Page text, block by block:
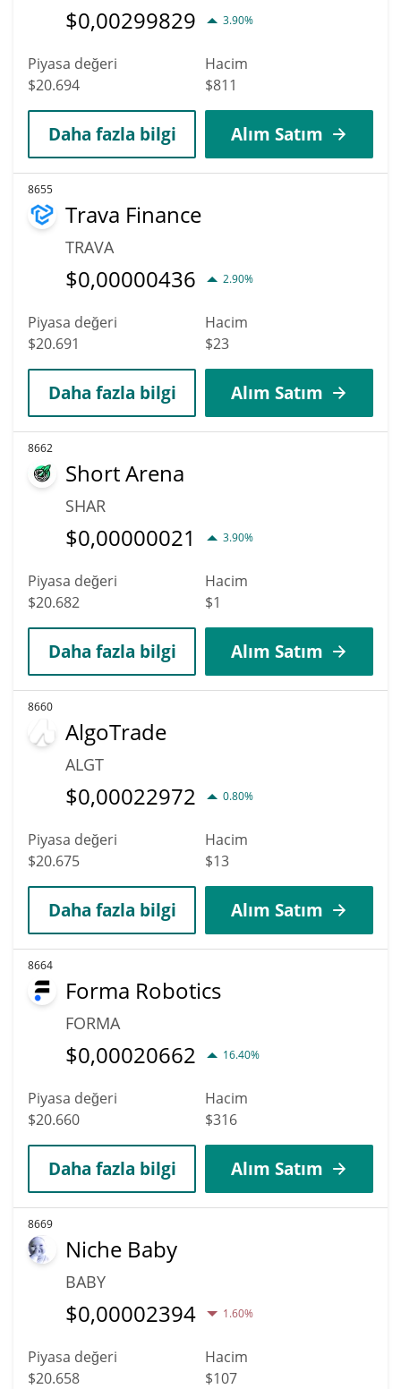
$0,00299829 3.90%
Piyasa değeri
$20.694
Hacim
$811
Daha fazla bilgi Alım Satım
8655
Trava Finance
TRAVA
$0,00000436 2.90%
Piyasa değeri
$20.691
Hacim
$23
Daha fazla bilgi Alım Satım
8662
Short Arena
SHAR
$0,00000021 3.90%
Piyasa değeri
$20.682
Hacim
$1
Daha fazla bilgi Alım Satım
8660
AlgoTrade
ALGT
$0,00022972 0.80%
Piyasa değeri
$20.675
Hacim
$13
Daha fazla bilgi Alım Satım
8664
Forma Robotics
FORMA
$0,00020662 16.40%
Piyasa değeri
$20.660
Hacim
$316
Daha fazla bilgi Alım Satım
8669
Niche Baby
BABY
$0,00002394 1.60%
Piyasa değeri
$20.658
Hacim
$107